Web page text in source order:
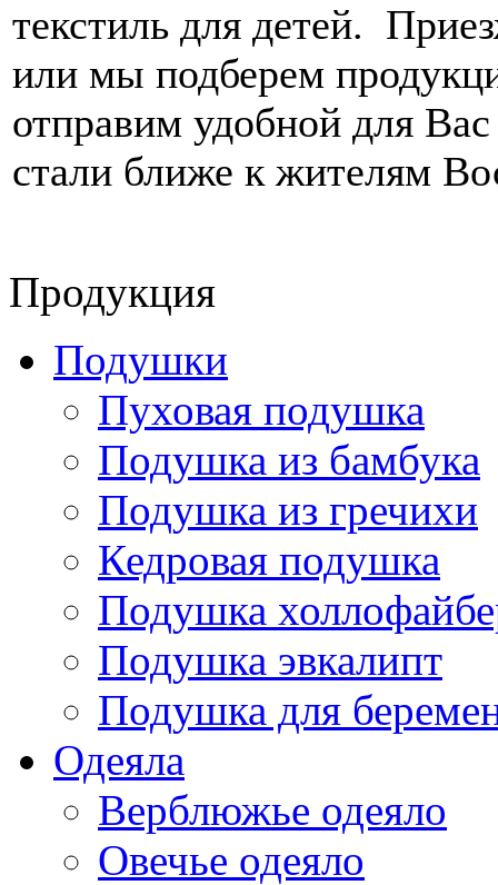
текстиль для детей.
или мы подберем
отправим удобной для
стали ближе к жителям
Продукция
Подушки
Пуховая подушка
Подушка из бамбука
Подушка из гречихи
Кедровая подушка
Подушка
Подушка эвкалипт
Подушка для
Одеяла
Верблюжье одеяло
Овечье одеяло